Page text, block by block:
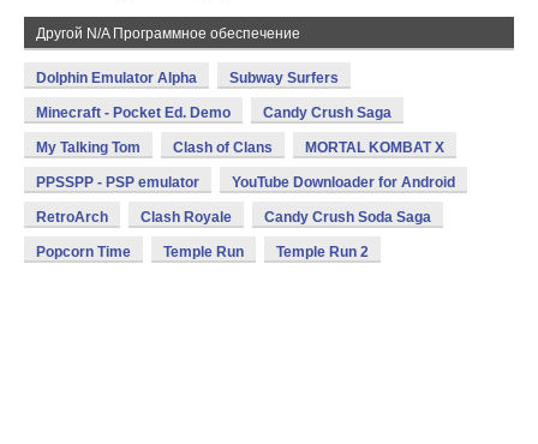
Другой N/A Программное обеспечение
Dolphin Emulator Alpha Subway Surfers
Minecraft - Pocket Ed. Demo Candy Crush Saga
My Talking Tom Clash of Clans MORTAL KOMBAT X
PPSSPP - PSP emulator YouTube Downloader for Android
RetroArch Clash Royale Candy Crush Soda Saga
Popcorn Time Temple Run Temple Run 2